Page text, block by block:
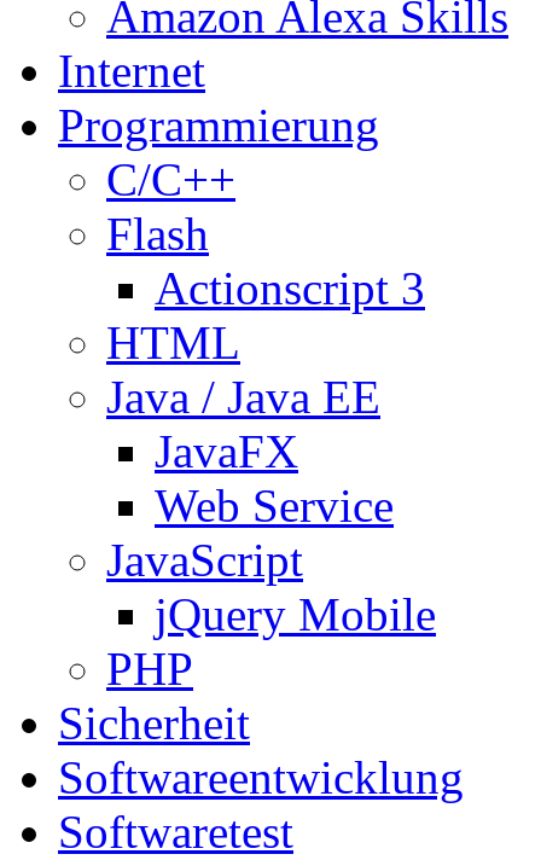
Amazon Alexa Skills
Internet
Programmierung
C/C++
Flash
Actionscript 3
HTML
Java / Java EE
JavaFX
Web Service
JavaScript
jQuery Mobile
PHP
Sicherheit
Softwareentwicklung
Softwaretest